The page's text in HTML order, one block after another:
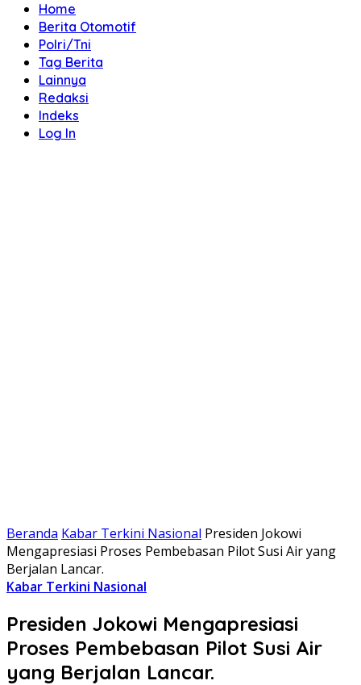
Home
Berita Otomotif
Polri/Tni
Tag Berita
Lainnya
Redaksi
Indeks
Log In
Beranda Kabar Terkini Nasional Presiden Jokowi
Mengapresiasi Proses Pembebasan Pilot Susi Air yang
Berjalan Lancar.
Kabar Terkini Nasional
Presiden Jokowi Mengapresiasi
Proses Pembebasan Pilot Susi Air
yang Berjalan Lancar.